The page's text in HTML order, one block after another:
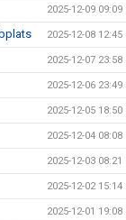
2025-12-09 09:09
2025-12-08 12:45
2025-12-07 23:58
2025-12-06 23:49
2025-12-05 18:50
2025-12-04 08:08
2025-12-03 08:21
2025-12-02 15:14
2025-12-01 19:08